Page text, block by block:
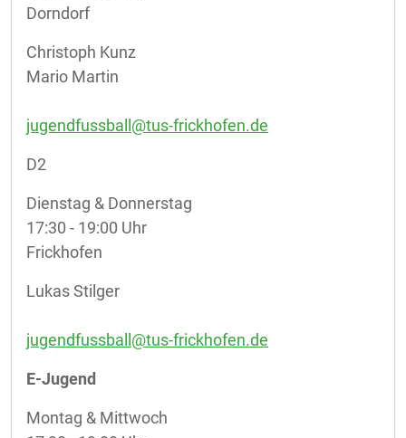
Dorndorf
Christoph Kunz
Mario Martin
jugendfussball@tus-frickhofen.de
D2
Dienstag & Donnerstag
17:30 - 19:00 Uhr
Frickhofen
Lukas Stilger
jugendfussball@tus-frickhofen.de
E-Jugend
Montag & Mittwoch